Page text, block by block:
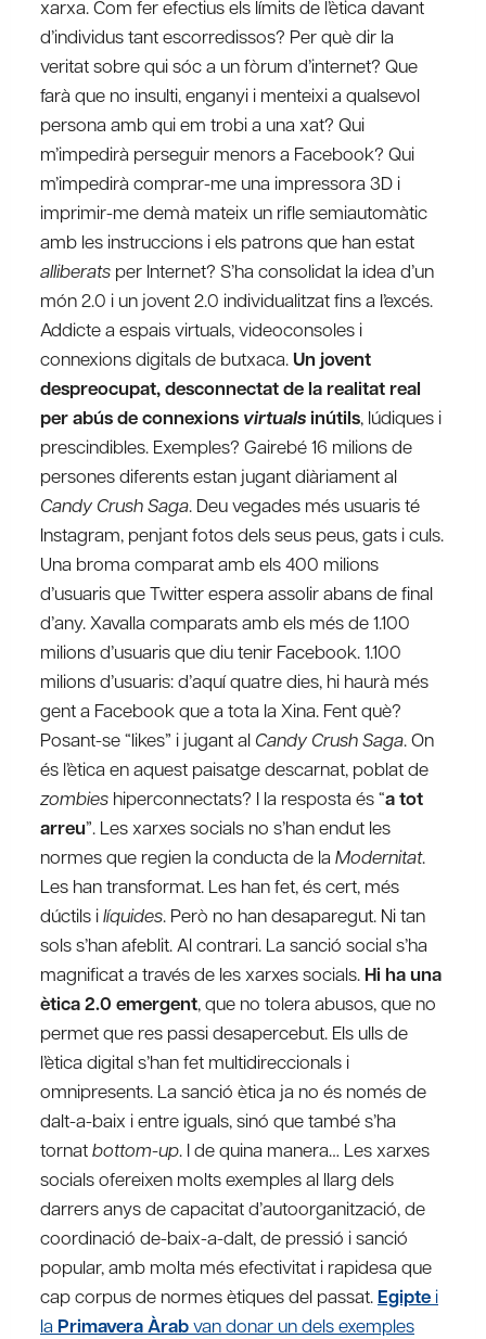
xarxa. Com fer efectius els límits de l’ètica davant
d’individus tant escorredissos? Per què dir la
veritat sobre qui sóc a un fòrum d’internet? Que
farà que no insulti, enganyi i menteixi a qualsevol
persona amb qui em trobi a una xat? Qui
m’impedirà perseguir menors a Facebook? Qui
m’impedirà comprar-me una impressora 3D i
imprimir-me demà mateix un rifle semiautomàtic
amb les instruccions i els patrons que han estat
alliberats per Internet? S’ha consolidat la idea d’un
món 2.0 i un jovent 2.0 individualitzat fins a l’excés.
Addicte a espais virtuals, videoconsoles i
connexions digitals de butxaca. Un jovent
despreocupat, desconnectat de la realitat real
per abús de connexions virtualsinútils, lúdiques i
prescindibles. Exemples? Gairebé 16 milions de
persones diferents estan jugant diàriament al
Candy Crush Saga. Deu vegades més usuaris té
Instagram, penjant fotos dels seus peus, gats i culs.
Una broma comparat amb els 400 milions
d’usuaris que Twitter espera assolir abans de final
d’any. Xavalla comparats amb els més de 1.100
milions d’usuaris que diu tenir Facebook. 1.100
milions d’usuaris: d’aquí quatre dies, hi haurà més
gent a Facebook que a tota la Xina. Fent què?
Posant-se “likes” i jugant al Candy Crush Saga. On
és l’ètica en aquest paisatge descarnat, poblat de
zombies hiperconnectats? I la resposta és “a tot
arreu”. Les xarxes socials no s’han endut les
normes que regien la conducta de la Modernitat.
Les han transformat. Les han fet, és cert, més
dúctils ilíquides. Però no han desaparegut. Ni tan
sols s’han afeblit. Al contrari. La sanció social s’ha
magnificat a través de les xarxes socials. Hi ha una
ètica 2.0 emergent, que no tolera abusos, que no
permet que res passi desapercebut. Els ulls de
l’ètica digital s’han fet multidireccionals i
omnipresents. La sanció ètica ja no és només de
dalt-a-baix i entre iguals, sinó que també s’ha
tornatbottom-up. I de quina manera… Les xarxes
socials ofereixen molts exemples al llarg dels
darrers anys de capacitat d’autoorganització, de
coordinació de-baix-a-dalt, de pressió i sanció
popular, amb molta més efectivitat i rapidesa que
cap corpus de normes ètiques del passat. Egipte i
la Primavera Àrabvan donar un dels exemples